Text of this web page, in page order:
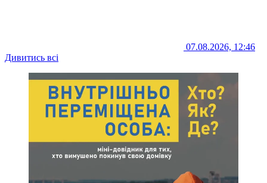
07.08.2026, 12:46
Дивитись всі